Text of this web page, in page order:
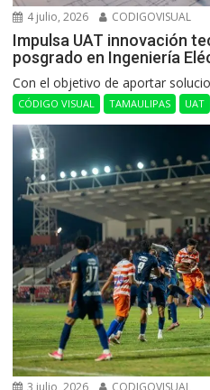
4 julio, 2026 CODIGOVISUAL
Impulsa UAT innovación
posgrado en Ingeniería
Con el objetivo de aportar
CÓDIGO VISUAL TAMAULIPAS UAT